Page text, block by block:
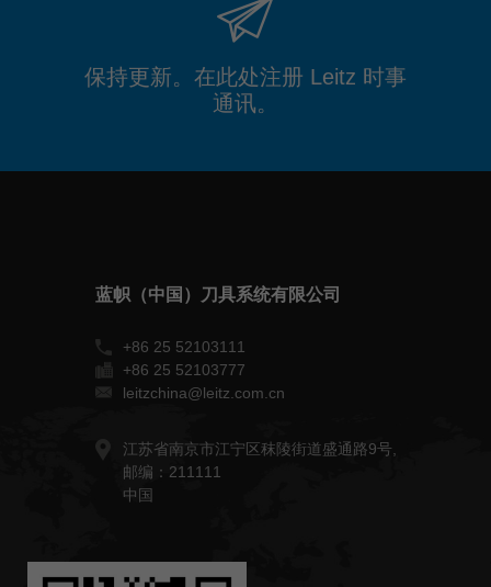
保持更新。在此处注册 Leitz 时事
通讯。
蓝帜（中国）刀具系统有限公司
+86 25 52103111
+86 25 52103777
leitzchina@leitz.com.cn
江苏省南京市江宁区秣陵街道盛通路9号,
邮编：211111
中国